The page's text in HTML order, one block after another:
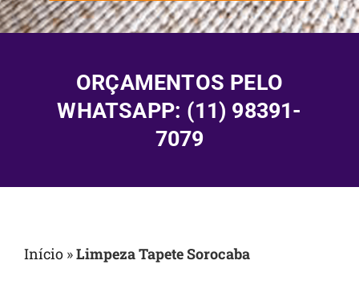
ORÇAMENTOS PELO
WHATSAPP: (11) 98391-
7079
Início »Limpeza Tapete Sorocaba